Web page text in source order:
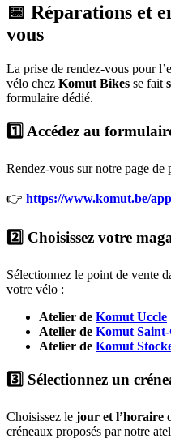
📅 Réparations et
vous
La prise de rendez-vous pour
vélo chez Komut Bikes se fait
formulaire dédié.
1️⃣ Accédez au
Rendez-vous sur notre page de
👉 https://www.komut.be/
2️⃣ Choisissez votre
Sélectionnez le point de vente
votre vélo :
Atelier de Komut Uccle
Atelier de Komut Saint-
Atelier de Komut
3️⃣ Sélectionnez un
Choisissez le jour et l’horaire
créneaux proposés par notre